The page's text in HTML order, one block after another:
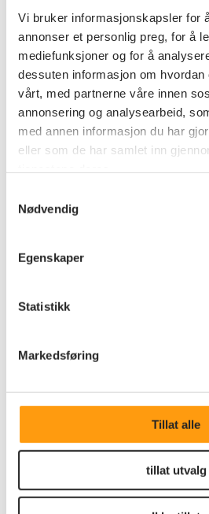
Vi bruker informasjonskapsler for
annonser et personlig preg, for å
mediefunksjoner og for å
dessuten informasjon om
vårt, med partnerne våre innen
annonsering og analysearbeid,
med annen informasjon du har
eller som de har samlet inn
Nødvendig
Egenskaper
Statistikk
Markedsføring
Tillat alle
tillat utvalg
Annet
Infobrev 01-26
INFOBREV 01-2026 INNHALD: Innkalling til
årsmøte 2026 Delegatar til
Seniordagar i Loen
lokallag: Solund og Jølster
Seniordagar på